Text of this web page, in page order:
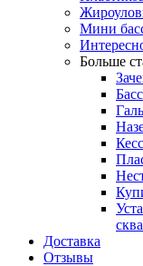
Мини
Больше
Доставка
Отзывы